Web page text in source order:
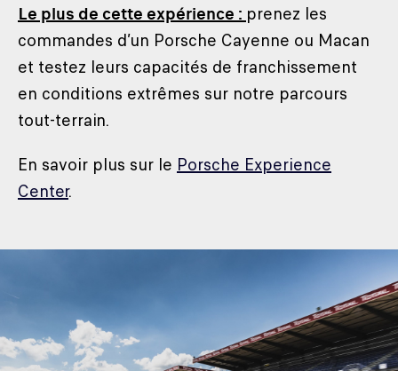
Le plus de cette expérience : prenez les
commandes d’un Porsche Cayenne ou Macan
et testez leurs capacités de franchissement
en conditions extrêmes sur notre parcours
tout-terrain.
En savoir plus sur le Porsche Experience
Center.